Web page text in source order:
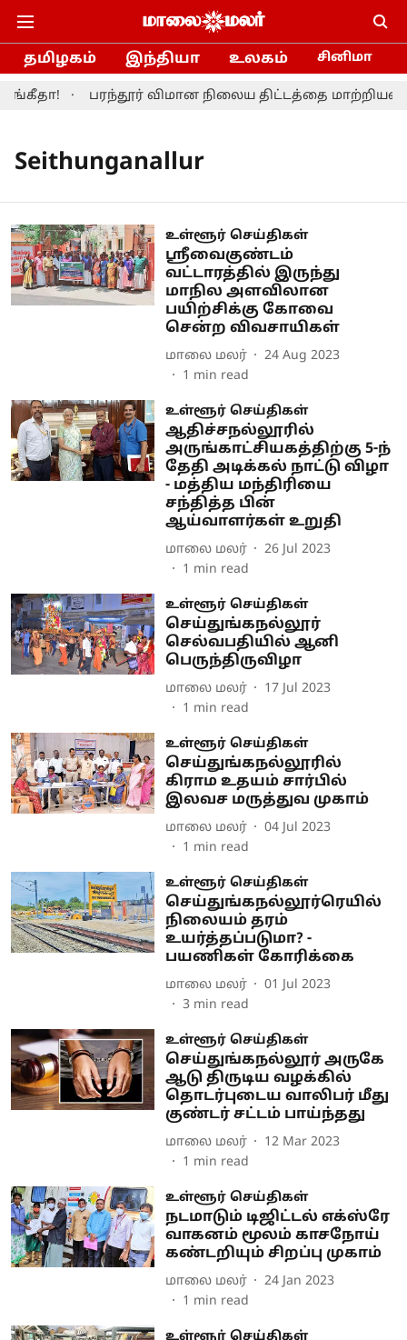
தமிழகம் இந்தியா உலகம் சினிமா
பரந்தூர் விமான நிலைய திட்டத்தை
Seithunganallur
உள்ளூர் செய்திகள்
ஸ்ரீவைகுண்டம்
வட்டாரத்தில் இருந்து
மாநில அளவிலான
பயிற்சிக்கு கோவை
சென்ற விவசாயிகள்
மாலை மலர்
24 Aug 2023
1 min read
உள்ளூர் செய்திகள்
ஆதிச்சநல்லூரில்
அருங்காட்சியகத்திற்கு 5-ந்
தேதி அடிக்கல் நாட்டு விழா
- மத்திய மந்திரியை
சந்தித்த பின்
ஆய்வாளர்கள் உறுதி
மாலை மலர்
26 Jul 2023
1 min read
உள்ளூர் செய்திகள்
செய்துங்கநல்லூர்
செல்வபதியில் ஆனி
பெருந்திருவிழா
மாலை மலர்
17 Jul 2023
1 min read
உள்ளூர் செய்திகள்
செய்துங்கநல்லூரில்
கிராம உதயம் சார்பில்
இலவச மருத்துவ முகாம்
மாலை மலர்
04 Jul 2023
1 min read
உள்ளூர் செய்திகள்
செய்துங்கநல்லூர்ரெயில்
நிலையம் தரம்
உயர்த்தப்படுமா? -
பயணிகள் கோரிக்கை
மாலை மலர்
01 Jul 2023
3 min read
உள்ளூர் செய்திகள்
செய்துங்கநல்லூர் அருகே
ஆடு திருடிய வழக்கில்
தொடர்புடைய வாலிபர் மீது
குண்டர் சட்டம் பாய்ந்தது
மாலை மலர்
12 Mar 2023
1 min read
உள்ளூர் செய்திகள்
நடமாடும் டிஜிட்டல் எக்ஸ்ரே
வாகனம் மூலம் காசநோய்
கண்டறியும் சிறப்பு முகாம்
மாலை மலர்
24 Jan 2023
1 min read
உள்ளூர் செய்திகள்